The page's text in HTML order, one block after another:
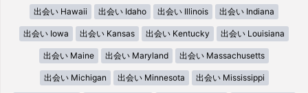
出会い Hawaii 出会い Idaho 出会い Illinois 出会い Indiana
出会い Iowa 出会い Kansas 出会い Kentucky 出会い Louisiana
出会い Maine 出会い Maryland 出会い Massachusetts
出会い Michigan 出会い Minnesota 出会い Mississippi